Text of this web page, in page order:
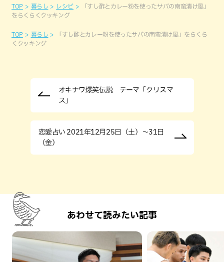
TOP 暮らし レシピ
「すし酢とカレー粉を使ったサバの南蛮漬け風」
をらくらくクッキング
TOP 暮らし
「すし酢とカレー粉を使ったサバの南蛮漬け風」をらくら
くクッキング
オキナワ爆笑伝説 テーマ「クリスマ
ス」
恋愛占い 2021年12月25日（土）～31日
（金）
あわせて読みたい記事